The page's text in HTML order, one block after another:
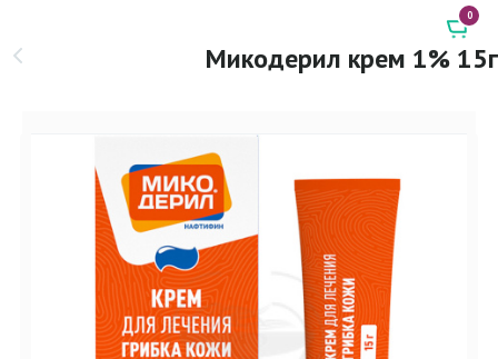
Микодерил крем 1% 15г
0